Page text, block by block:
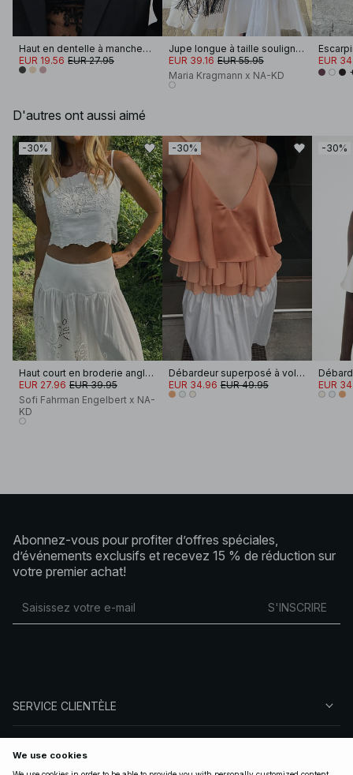
Haut en dentelle à manches longues
EUR 19.56 EUR 27.95
Jupe longue à taille soulignée
EUR 39.16 EUR 55.95
Maria Kragmann x NA-KD
EUR
D'autres ont aussi aimé
-30%
Haut court en broderie anglaise
EUR 27.96 EUR 39.95
Sofi Fahrman Engelbert x NA-
KD
-30%
Débardeur superposé à volants
EUR 34.96 EUR 49.95
-30%
EUR
Abonnez-vous pour profiter d’offres spéciales,
d’événements exclusifs et recevez 15 % de réduction sur
votre premier achat!
S'INSCRIRE
SERVICE CLIENTÈLE